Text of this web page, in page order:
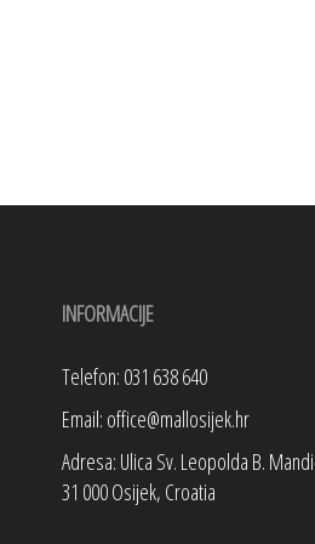
INFORMACIJE
Telefon: 031 638 640
Email: office@mallosijek.hr
Adresa: Ulica Sv. Leopolda B.
31 000 Osijek, Croatia